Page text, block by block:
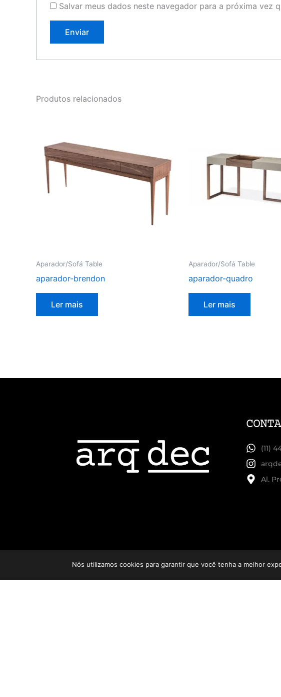
Salvar meus dados neste navegador para a próxima vez
Produtos relacionados
Aparador/Sofá Table
aparador-brendon
Ler mais
Aparador/Sofá Table
aparador-quadro
Ler mais
(11)
Al.
Nós utilizamos cookies para garantir que você tenha a melhor